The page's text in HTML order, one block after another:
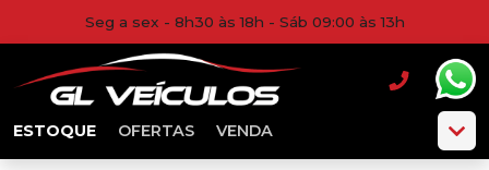
Seg a sex - 8h30 às 18h - Sáb 09:00 às 13h
ESTOQUE OFERTAS VENDA